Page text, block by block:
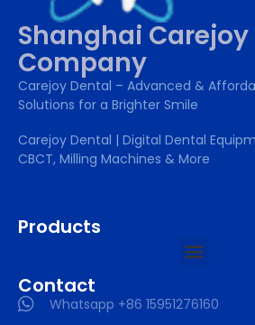
Shanghai
Company
Carejoy Dental – Advanced &
Solutions for a Brighter Smile
Carejoy Dental | Digital Dental
CBCT, Milling Machines & More
Products
Contact
Whatsapp +86 15951276160